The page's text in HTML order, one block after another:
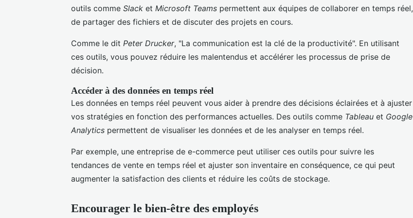
outils comme Slack et Microsoft Teams permettent aux équipes de collaborer en temps réel,
de partager des fichiers et de discuter des projets en cours.
Comme le dit Peter Drucker, "La communication est la clé de la productivité". En utilisant
ces outils, vous pouvez réduire les malentendus et accélérer les processus de prise de
décision.
Accéder à des données en temps réel
Les données en temps réel peuvent vous aider à prendre des décisions éclairées et à ajuster
vos stratégies en fonction des performances actuelles. Des outils comme Tableau et Google
Analytics permettent de visualiser les données et de les analyser en temps réel.
Par exemple, une entreprise de e-commerce peut utiliser ces outils pour suivre les
tendances de vente en temps réel et ajuster son inventaire en conséquence, ce qui peut
augmenter la satisfaction des clients et réduire les coûts de stockage.
Encourager le bien-être des employés